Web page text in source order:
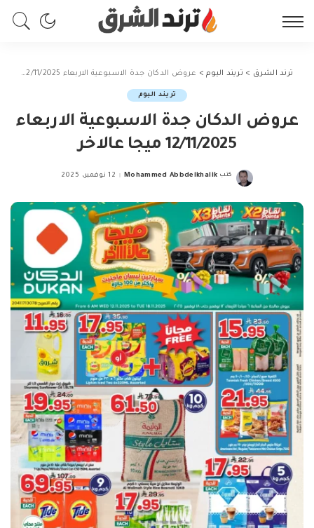
ترند الشرق > تريند اليوم> عروض الدكان جدة الاسبوعية الاربعاء 12/11/2025 ميجا عالاخر
تريند اليوم
عروض الدكان جدة الاسبوعية الاربعاء
12/11/2025 ميجا عالاخر
Posted
كتب Mohammed Abbdelkhalik 12 نوفمبر، 2025